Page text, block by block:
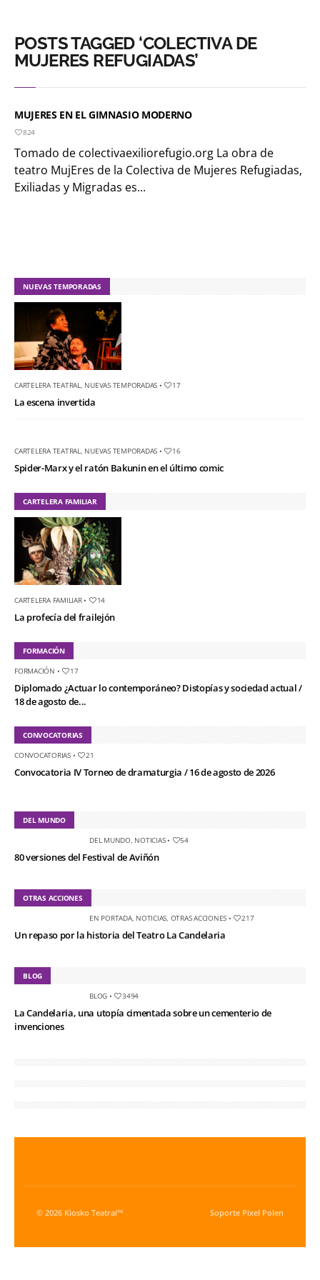
POSTS TAGGED ‘COLECTIVA DE
MUJERES REFUGIADAS’
MUJERES EN EL GIMNASIO MODERNO
824
Tomado de colectivaexiliorefugio.org La obra de
teatro MujEres de la Colectiva de Mujeres Refugiadas,
Exiliadas y Migradas es...
NUEVAS TEMPORADAS
CARTELERA TEATRAL NUEVAS TEMPORADAS • 17
La escena invertida
CARTELERA TEATRAL NUEVAS TEMPORADAS • 16
Spider-Marx y el ratón Bakunin en el último comic
CARTELERA FAMILIAR
CARTELERA FAMILIAR• 14
La profecía del frailejón
FORMACIÓN
FORMACIÓN • 17
Diplomado ¿Actuar lo contemporáneo? Distopías y sociedad actual /
18 de agosto de...
CONVOCATORIAS
CONVOCATORIAS• 21
Convocatoria IV Torneo de dramaturgia / 16 de agosto de 2026
DEL MUNDO
DEL MUNDO, NOTICIAS• 54
80 versiones del Festival de Aviñón
OTRAS ACCIONES
EN PORTADA, NOTICIAS OTRAS ACCIONES • 217
Un repaso por la historia del Teatro La Candelaria
BLOG
BLOG • 3494
La Candelaria, una utopía cimentada sobre un cementerio de
invenciones
© 2026 Kiosko Teatral™ Soporte Pixel Polen